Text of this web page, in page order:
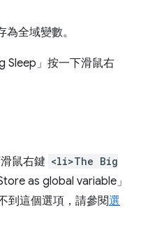
全域變數。
Sleep」 按一下滑鼠右
鼠右鍵 <li>The Big
as global variable」
到這個選項，請參閱選